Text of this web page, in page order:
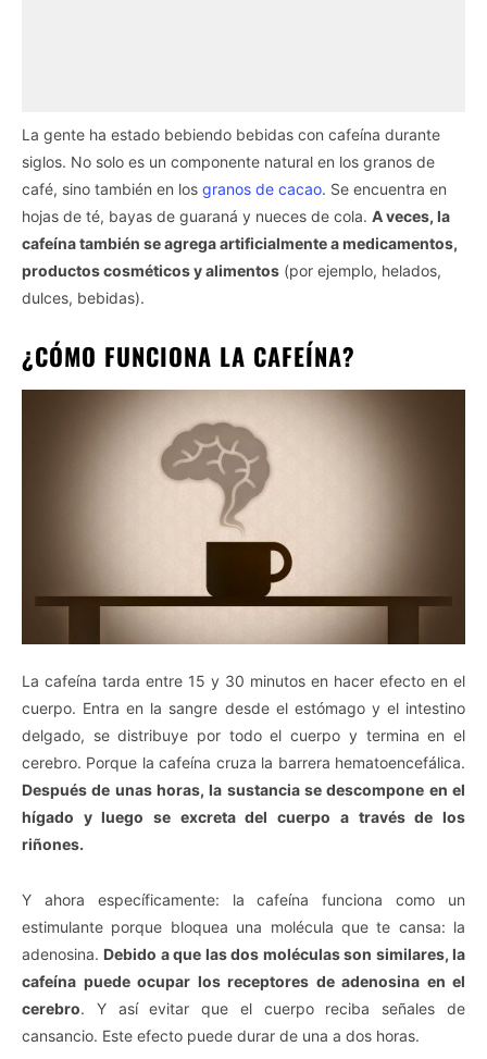
La gente ha estado bebiendo bebidas con cafeína durante
siglos. No solo es un componente natural en los granos de
café, sino también en los granos de cacao. Se encuentra en
hojas de té, bayas de guaraná y nueces de cola. A veces, la
cafeína también se agrega artificialmente a medicamentos,
productos cosméticos y alimentos (por ejemplo, helados,
dulces, bebidas).
¿CÓMO FUNCIONA LA CAFEÍNA?
La cafeína tarda entre 15 y 30 minutos en hacer efecto en el
cuerpo. Entra en la sangre desde el estómago y el intestino
delgado, se distribuye por todo el cuerpo y termina en el
cerebro. Porque la cafeína cruza la barrera hematoencefálica.
Después de unas horas, la sustancia se descompone en el
hígado y luego se excreta del cuerpo a través de los
riñones.
Y ahora específicamente: la cafeína funciona como un
estimulante porque bloquea una molécula que te cansa: la
adenosina. Debido a que las dos moléculas son similares, la
cafeína puede ocupar los receptores de adenosina en el
cerebro. Y así evitar que el cuerpo reciba señales de
cansancio. Este efecto puede durar de una a dos horas.